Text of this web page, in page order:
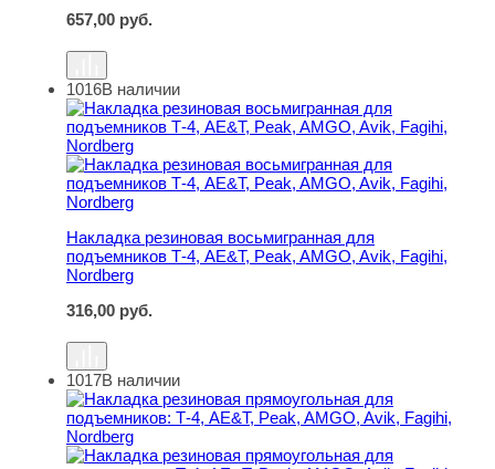
657,00 руб.
Накладка резиновая восьмигранная для подъемников
1016В наличии
Накладка резиновая восьмигранная для
подъемников Т-4, AE&T, Peak, AMGO, Avik, Fagihi,
Nordberg
316,00 руб.
Накладка резиновая прямоугольная для
1017В наличии